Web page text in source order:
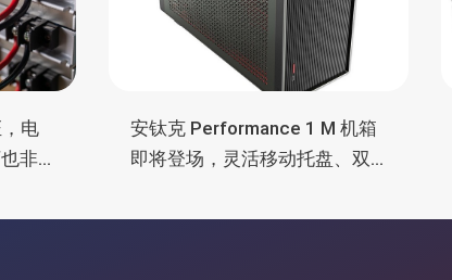
电
非
安钛克 Performance 1 M 机箱
即将登场，灵活移动托盘、双
5090